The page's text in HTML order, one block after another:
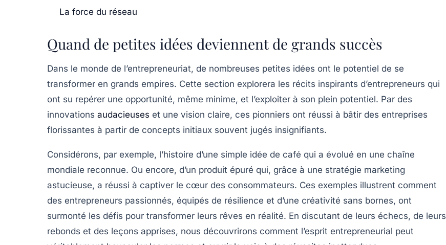
La force du réseau
Quand de petites idées deviennent de grands succès
Dans le monde de l’entrepreneuriat, de nombreuses petites idées ont le potentiel de se
transformer en grands empires. Cette section explorera les récits inspirants d’entrepreneurs qui
ont su repérer une opportunité, même minime, et l’exploiter à son plein potentiel. Par des
innovations audacieuses et une vision claire, ces pionniers ont réussi à bâtir des entreprises
florissantes à partir de concepts initiaux souvent jugés insignifiants.
Considérons, par exemple, l’histoire d’une simple idée de café qui a évolué en une chaîne
mondiale reconnue. Ou encore, d’un produit épuré qui, grâce à une stratégie marketing
astucieuse, a réussi à captiver le cœur des consommateurs. Ces exemples illustrent comment
des entrepreneurs passionnés, équipés de résilience et d’une créativité sans bornes, ont
surmonté les défis pour transformer leurs rêves en réalité. En discutant de leurs échecs, de leurs
rebonds et des leçons apprises, nous découvrirons comment l’esprit entrepreneurial peut